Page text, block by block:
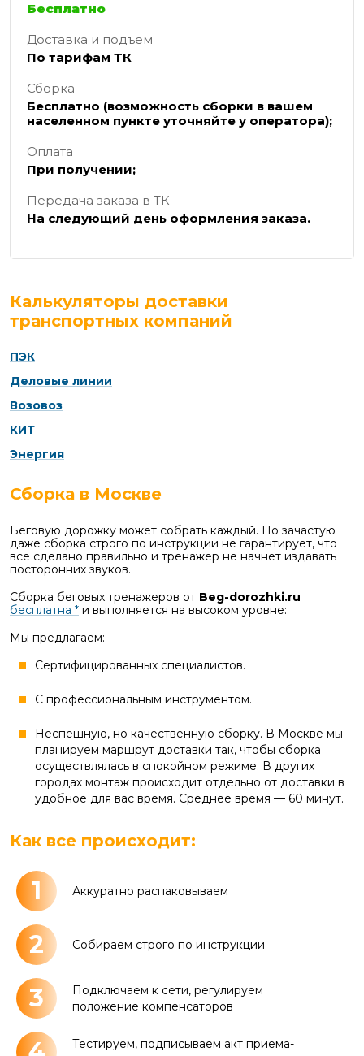
Бесплатно
Доставка и подъем
По тарифам ТК
Сборка
Бесплатно (возможность сборки в вашем
населенном пункте уточняйте у оператора);
Оплата
При получении;
Передача заказа в ТК
На следующий день оформления заказа.
Калькуляторы доставки
транспортных компаний
ПЭК
Деловые линии
Возовоз
КИТ
Энергия
Сборка в Москве
Беговую дорожку может собрать каждый. Но зачастую
даже сборка строго по инструкции не гарантирует, что
все сделано правильно и тренажер не начнет издавать
посторонних звуков.
Сборка беговых тренажеров от Beg-dorozhki.ru
бесплатна * и выполняется на высоком уровне:
Мы предлагаем:
Сертифицированных специалистов.
С профессиональным инструментом.
Неспешную, но качественную сборку. В Москве мы
планируем маршрут доставки так, чтобы сборка
осуществлялась в спокойном режиме. В других
городах монтаж происходит отдельно от доставки в
удобное для вас время. Среднее время — 60 минут.
Как все происходит:
1 Аккуратно распаковываем
2 Собираем строго по инструкции
3
Подключаем к сети, регулируем
положение компенсаторов
Тестируем, подписываем акт приема-